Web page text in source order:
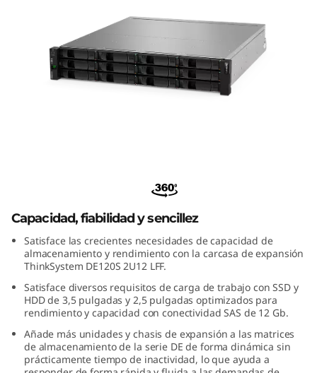
2
U
2
L
Expansion Enclosure
Capacidad, fiabilidad y sencillez
Satisface las crecientes necesidades de capacidad de
almacenamiento y rendimiento con la carcasa de expansión
ThinkSystem DE120S 2U12 LFF.
Satisface diversos requisitos de carga de trabajo con SSD y
HDD de 3,5 pulgadas y 2,5 pulgadas optimizados para
rendimiento y capacidad con conectividad SAS de 12 Gb.
Añade más unidades y chasis de expansión a las matrices
de almacenamiento de la serie DE de forma dinámica sin
prácticamente tiempo de inactividad, lo que ayuda a